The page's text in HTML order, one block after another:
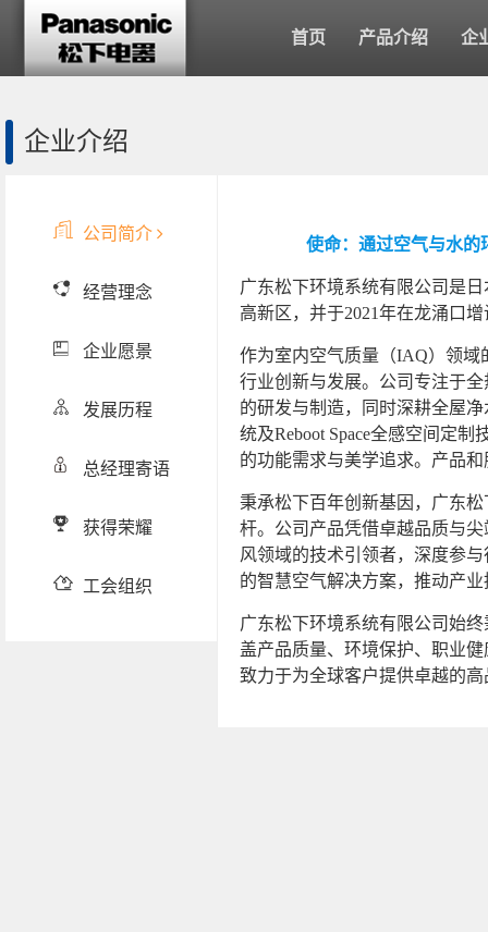
首页 产品介绍 企
企业介绍
公司简介
经营理念
企业愿景
发展历程
总经理寄语
获得荣耀
工会组织
使命：通过空气与水的
广东松下环境系统有限公司是
高新区，并于2021年在龙涌口
作为室内空气质量（IAQ）领域
行业创新与发展。公司专注于
的研发与制造，同时深耕全屋
统及Reboot Space全感空间定
的功能需求与美学追求。产品
秉承松下百年创新基因，广东
杆。公司产品凭借卓越品质与
风领域的技术引领者，深度参
的智慧空气解决方案，推动产
广东松下环境系统有限公司始
盖产品质量、环境保护、职业
致力于为全球客户提供卓越的